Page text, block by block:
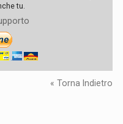
tu.
« Torna Indietro